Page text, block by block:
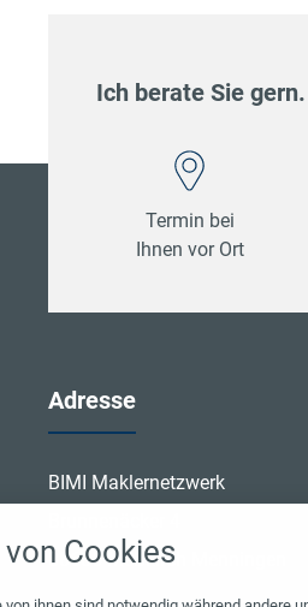
Ich berate Sie
Termin bei
Ihnen vor Ort
Adresse
BIMI Maklernetzwerk
88605 Meßkirch Menningen
Cookies
oder zu blockieren.
Notwendig